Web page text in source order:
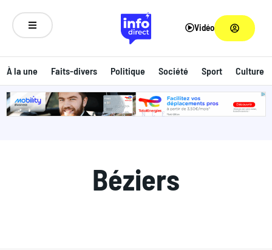
Vidéo
À la une Faits-divers Politique Société Sport Culture
ANNONCE
Béziers